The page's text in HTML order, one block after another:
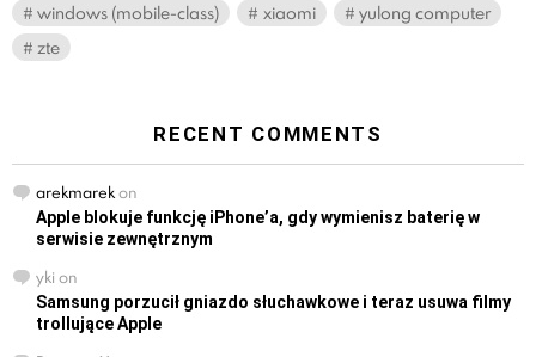
windows (mobile-class)
xiaomi
yulong computer
zte
RECENT COMMENTS
arekmarekon
Apple blokuje funkcję iPhone’a, gdy wymienisz baterię w
serwisie zewnętrznym
yki on
Samsung porzucił gniazdo słuchawkowe i teraz usuwa filmy
trollujące Apple